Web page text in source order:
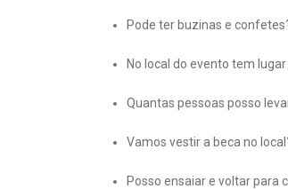
Pode ter buzinas e
No local do evento tem
Quantas pessoas posso
Vamos vestir a beca no
Posso ensaiar e voltar para